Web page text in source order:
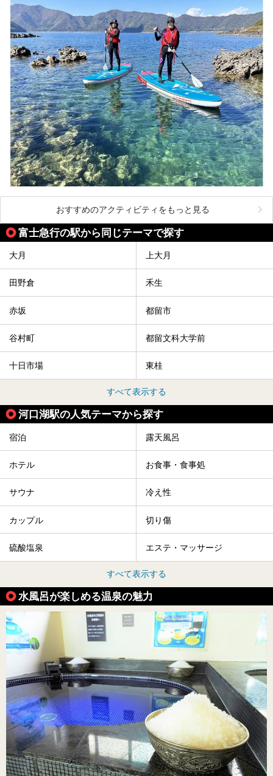
おすすめのアクティビティをもっと見る
富士急行の駅から同じテーマで探す
大月 上大月
田野倉 禾生
赤坂 都留市
谷村町 都留文科大学前
十日市場 東桂
すべて表示する
河口湖駅の人気テーマから探す
宿泊 露天風呂
ホテル お食事・食事処
サウナ 冷え性
カップル 切り傷
硫酸塩泉 エステ・マッサージ
すべて表示する
水風呂が楽しめる温泉の魅力